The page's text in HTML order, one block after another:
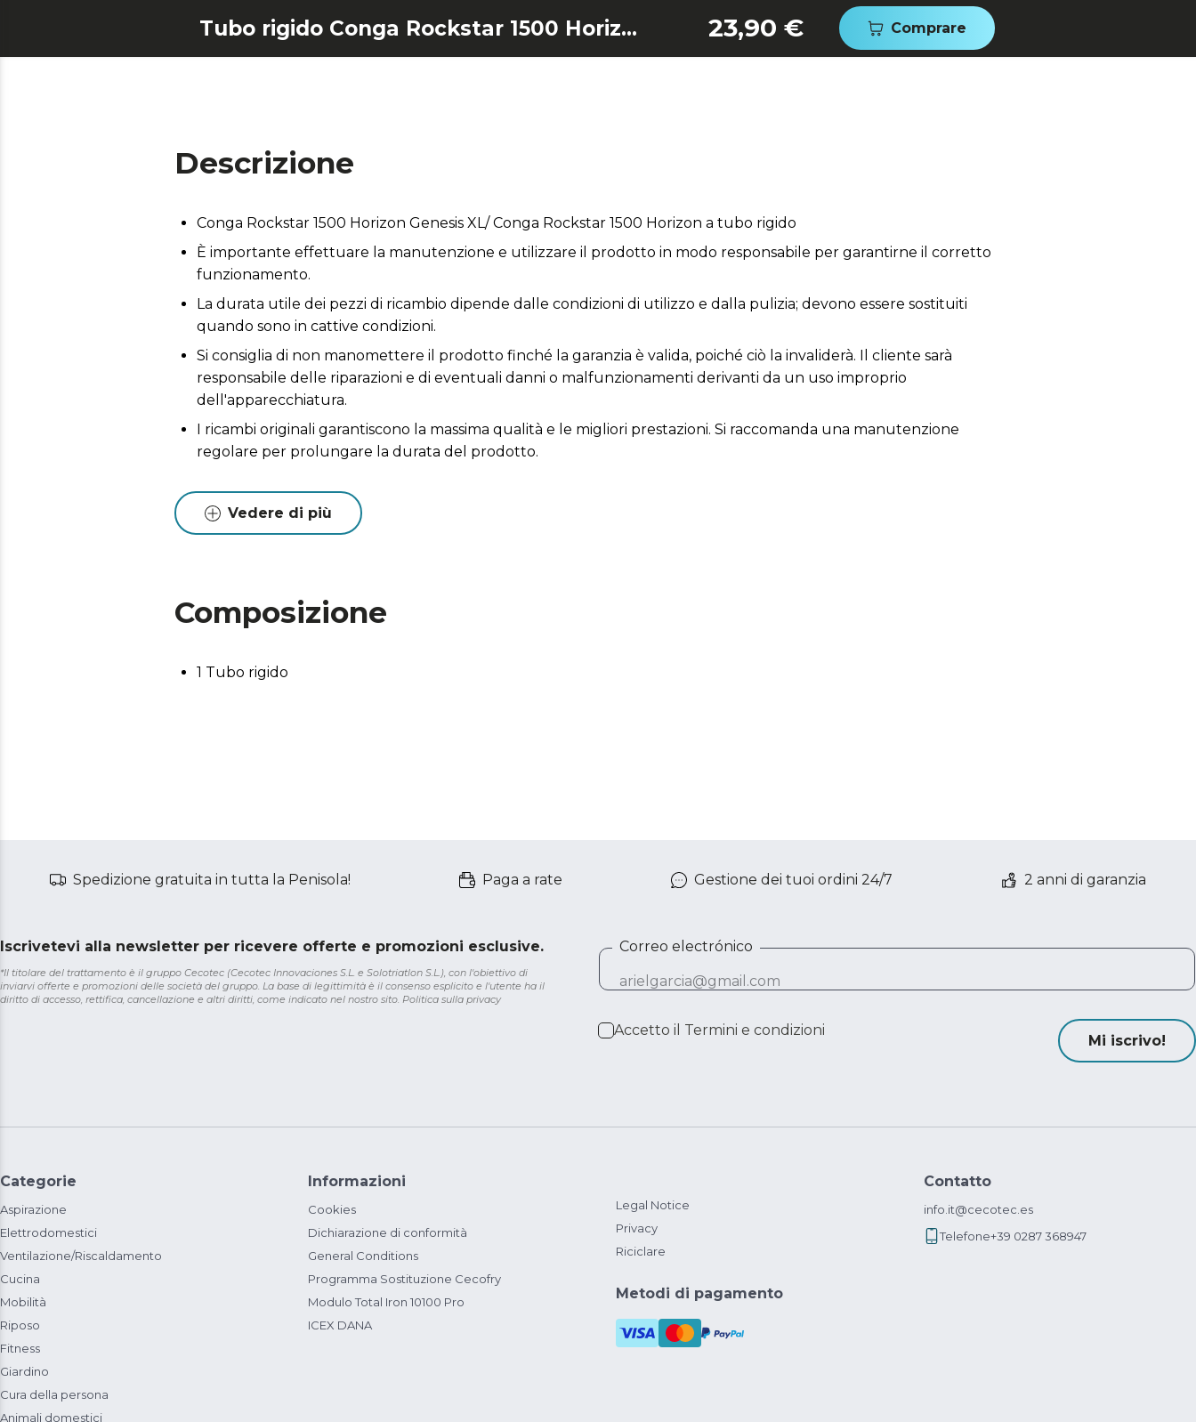
Tubo rigido Conga Rockstar 1500 Horizon Genesis Xl/ Conga Rockstar 1500 Horizon 23,90 € Comprare
Descrizione
Conga Rockstar 1500 Horizon Genesis XL/ Conga Rockstar 1500 Horizon a tubo rigido
È importante effettuare la manutenzione e utilizzare il prodotto in modo responsabile per garantirne il corretto
funzionamento.
La durata utile dei pezzi di ricambio dipende dalle condizioni di utilizzo e dalla pulizia; devono essere sostituiti
quando sono in cattive condizioni.
Si consiglia di non manomettere il prodotto finché la garanzia è valida, poiché ciò la invaliderà. Il cliente sarà
responsabile delle riparazioni e di eventuali danni o malfunzionamenti derivanti da un uso improprio
dell'apparecchiatura.
I ricambi originali garantiscono la massima qualità e le migliori prestazioni. Si raccomanda una manutenzione
regolare per prolungare la durata del prodotto.
Vedere di più
Composizione
1 Tubo rigido
Spedizione gratuita in tutta la Penisola! Paga a rate Gestione dei tuoi ordini 24/7 2 anni di garanzia
Iscrivetevi alla newsletter per ricevere offerte e promozioni esclusive.
*Il titolare del trattamento è il gruppo Cecotec (Cecotec Innovaciones S.L. e Solotriatlon S.L.), con l'obiettivo di
inviarvi offerte e promozioni delle società del gruppo. La base di legittimità è il consenso esplicito e l'utente ha il
diritto di accesso, rettifica, cancellazione e altri diritti, come indicato nel nostro sito. Politica sulla privacy
Correo electrónico
Accetto il Termini e condizioni
Mi iscrivo!
Categorie
Aspirazione
Elettrodomestici
Ventilazione/Riscaldamento
Cucina
Mobilità
Riposo
Fitness
Giardino
Cura della persona
Animali domestici
Informazioni
Cookies
Dichiarazione di conformità
General Conditions
Programma Sostituzione Cecofry
Modulo Total Iron 10100 Pro
ICEX DANA
Legal Notice
Privacy
Riciclare
Metodi di pagamento
Contatto
info.it@cecotec.es
Telefone+39 0287 368947